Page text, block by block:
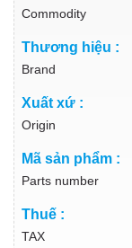
Commodity
Thương hiệu :
Brand
Xuất xứ :
Origin
Mã sản phẩm :
Parts number
Thuế :
TAX